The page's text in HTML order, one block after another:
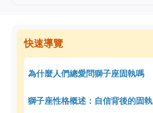
快速導覽
為什麼人們總愛問獅子座固執嗎
獅子座性格概述：自信背後的固執